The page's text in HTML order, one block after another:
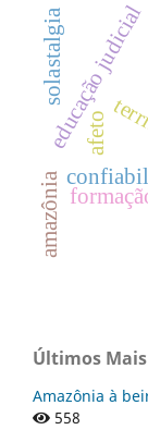
educação judicial
afeto
amazônia
solastalgia
Últimos
Amazônia à
558